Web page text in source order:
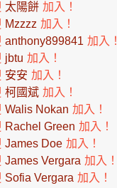
太陽餅 加入！
Mzzzz 加入！
anthony899841 加入！
jbtu 加入！
安安 加入！
柯國斌 加入！
Walis Nokan 加入！
Rachel Green 加入！
James Doe 加入！
James Vergara 加入！
Sofia Vergara 加入！